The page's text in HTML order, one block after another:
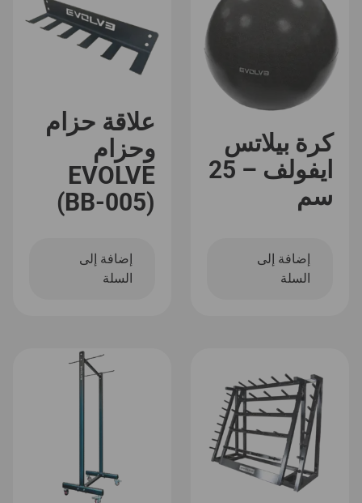
كرة بيلاتس
ايفولف – 25
سم
إضافة إلى
السلة
علاقة حزام
وحزام
EVOLVE
(BB-005)
إضافة إلى
السلة